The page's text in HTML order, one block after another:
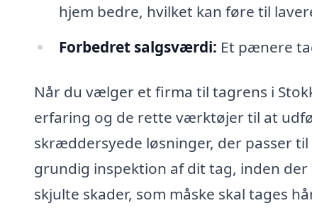
hjem bedre, hvilket kan føre til
Forbedret salgsværdi: Et pænere
Når du vælger et firma til tagrens i
erfaring og de rette værktøjer til at
skræddersyede løsninger, der passer
grundig inspektion af dit tag, inden
skjulte skader, som måske skal tages